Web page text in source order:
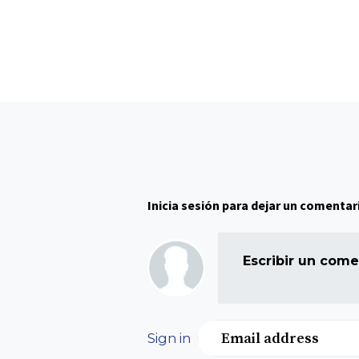
Inicia sesión para dejar un
Escribir un
Sign in Email address